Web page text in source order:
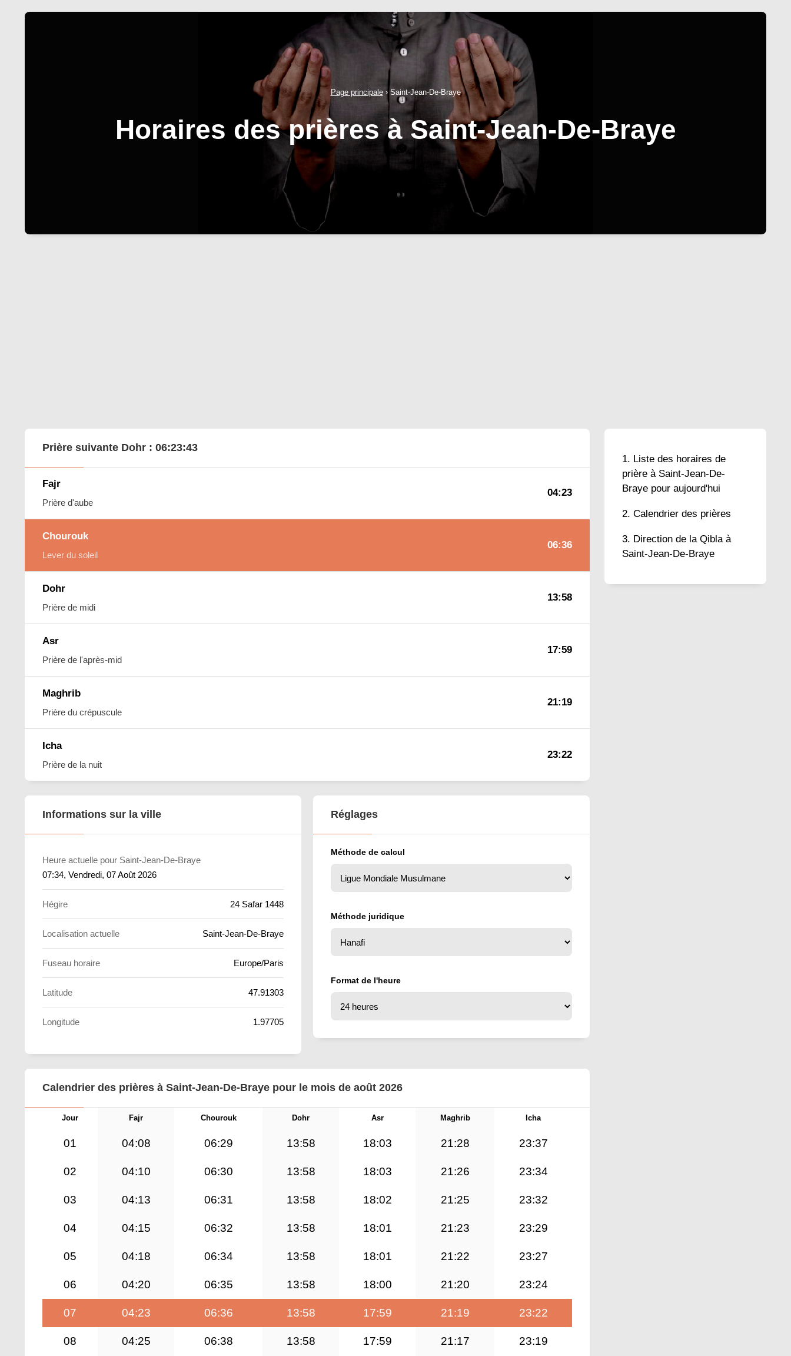
Page principale› Saint-Jean-De-Braye
Horaires des prières à Saint-Jean-De-Braye
Liste des horaires de
prière à Saint-Jean-De-
Braye pour aujourd'hui
Calendrier des prières
Direction de la Qibla à
Saint-Jean-De-Braye
Prière suivante Dohr : 06:23:42
Fajr
Prière d'aube
04:23
Chourouk
Lever du soleil
06:36
Dohr
Prière de midi
13:58
Asr
Prière de l'après-mid
17:59
Maghrib
Prière du crépuscule
21:19
Icha
Prière de la nuit
23:22
Informations sur la ville
Heure actuelle pour Saint-Jean-De-Braye
07:34, Vendredi, 07 Août 2026
Hégire 24 Safar 1448
Localisation actuelle Saint-Jean-De-Braye
Fuseau horaire Europe/Paris
Latitude 47.91303
Longitude 1.97705
Réglages
Méthode de calcul
Méthode juridique
Format de l'heure
Calendrier des prières à Saint-Jean-De-Braye pour le mois de août 2026
Jour Fajr Chourouk Dohr Asr Maghrib Icha
01 04:08 06:29 13:58 18:03 21:28 23:37
02 04:10 06:30 13:58 18:03 21:26 23:34
03 04:13 06:31 13:58 18:02 21:25 23:32
04 04:15 06:32 13:58 18:01 21:23 23:29
05 04:18 06:34 13:58 18:01 21:22 23:27
06 04:20 06:35 13:58 18:00 21:20 23:24
07 04:23 06:36 13:58 17:59 21:19 23:22
08 04:25 06:38 13:58 17:59 21:17 23:19